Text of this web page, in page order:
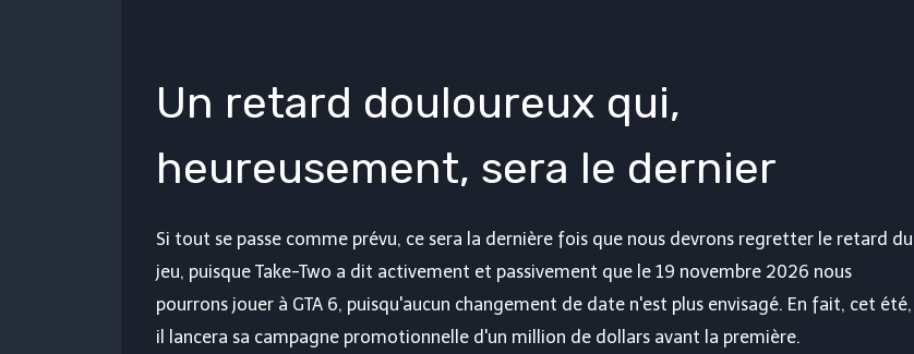
Un retard douloureux qui,
heureusement, sera le dernier
Si tout se passe comme prévu, ce sera la dernière fois que nous devrons regretter le retard du
jeu, puisque Take-Two a dit activement et passivement que le 19 novembre 2026 nous
pourrons jouer à GTA 6, puisqu'aucun changement de date n'est plus envisagé. En fait, cet été,
il lancera sa campagne promotionnelle d'un million de dollars avant la première.